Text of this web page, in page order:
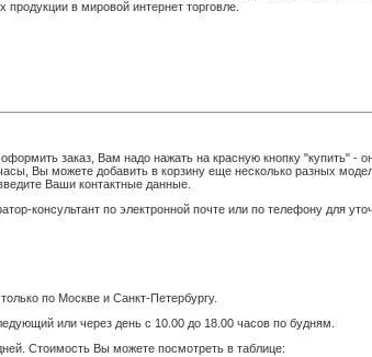
в мировой интернет торговле.
заказ, Вам надо нажать на красную кнопку "купить" -
Вы можете добавить в корзину еще несколько разных
Ваши контактные данные.
консультант по электронной почте или по телефону для
по Москве и Санкт-Петербургу.
или через день с 10.00 до 18.00 часов по будням.
Стоимость Вы можете посмотреть в таблице: